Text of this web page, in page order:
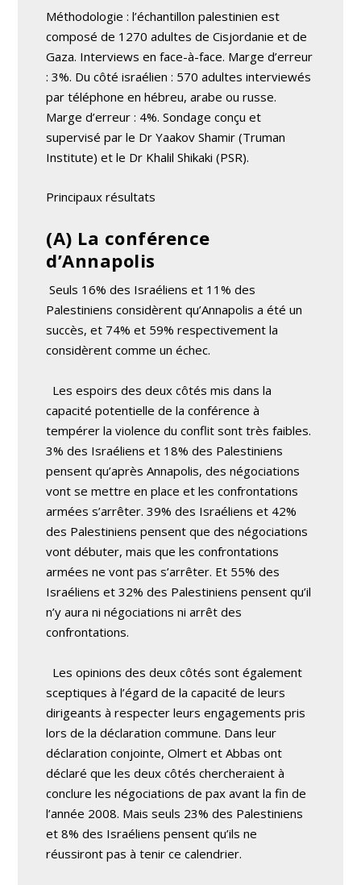
Méthodologie : l’échantillon palestinien est
composé de 1270 adultes de Cisjordanie et de
Gaza. Interviews en face-à-face. Marge d’erreur
: 3%. Du côté israélien : 570 adultes interviewés
par téléphone en hébreu, arabe ou russe.
Marge d’erreur : 4%. Sondage conçu et
supervisé par le Dr Yaakov Shamir (Truman
Institute) et le Dr Khalil Shikaki (PSR).
Principaux résultats
(A) La conférence
d’Annapolis
Seuls 16% des Israéliens et 11% des
Palestiniens considèrent qu’Annapolis a été un
succès, et 74% et 59% respectivement la
considèrent comme un échec.
Les espoirs des deux côtés mis dans la
capacité potentielle de la conférence à
tempérer la violence du conflit sont très faibles.
3% des Israéliens et 18% des Palestiniens
pensent qu’après Annapolis, des négociations
vont se mettre en place et les confrontations
armées s’arrêter. 39% des Israéliens et 42%
des Palestiniens pensent que des négociations
vont débuter, mais que les confrontations
armées ne vont pas s’arrêter. Et 55% des
Israéliens et 32% des Palestiniens pensent qu’il
n’y aura ni négociations ni arrêt des
confrontations.
Les opinions des deux côtés sont également
sceptiques à l’égard de la capacité de leurs
dirigeants à respecter leurs engagements pris
lors de la déclaration commune. Dans leur
déclaration conjointe, Olmert et Abbas ont
déclaré que les deux côtés chercheraient à
conclure les négociations de pax avant la fin de
l’année 2008. Mais seuls 23% des Palestiniens
et 8% des Israéliens pensent qu’ils ne
réussiront pas à tenir ce calendrier.